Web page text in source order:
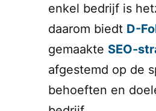
enkel bedrijf is
daarom biedt D-
gemaakte SEO-
afgestemd op de
behoeften en